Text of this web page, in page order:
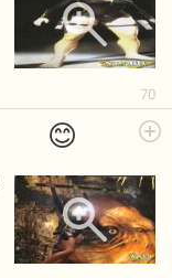
70
😊